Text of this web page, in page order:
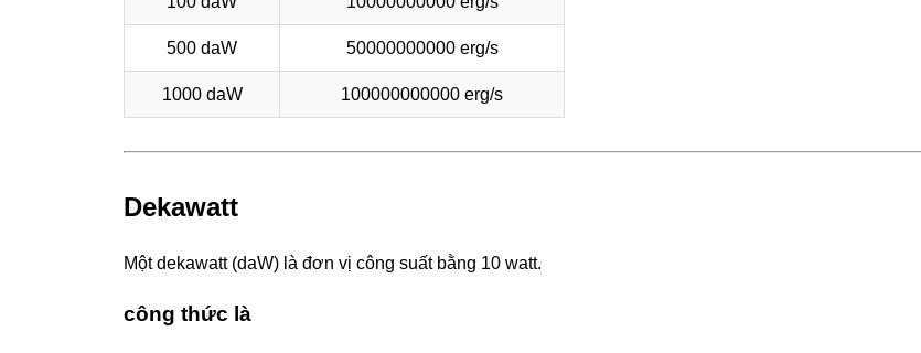
500 daW 50000000000 erg/s
1000 daW 100000000000 erg/s
Dekawatt
Một dekawatt (daW) là đơn vị công suất bằng 10 watt.
công thức là